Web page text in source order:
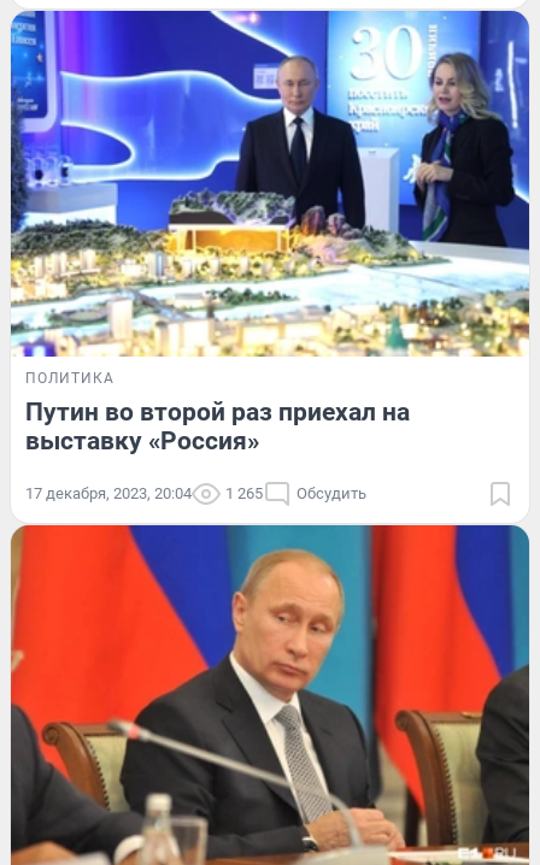
ПОЛИТИКА
Путин во второй раз приехал на
выставку «Россия»
17 декабря, 2023, 20:04 1 265 Обсудить